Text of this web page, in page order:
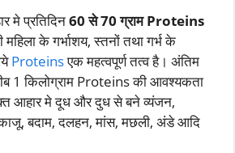
मे प्रतिदिन60 से 70 ग्राम Proteins
महिला के गर्भाशय, स्तनों तथा गर्भ के
Proteinsएक महत्वपूर्ण तत्व है। अंतिम
1 किलोग्राम Proteins की आवश्यकता
आहार मे दूध और दुध से बने व्यंजन,
बदाम, दलहन, मांस, मछली, अंडे आदि